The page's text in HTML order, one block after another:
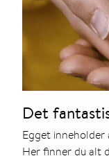
Det
Egget
Her finner du alt